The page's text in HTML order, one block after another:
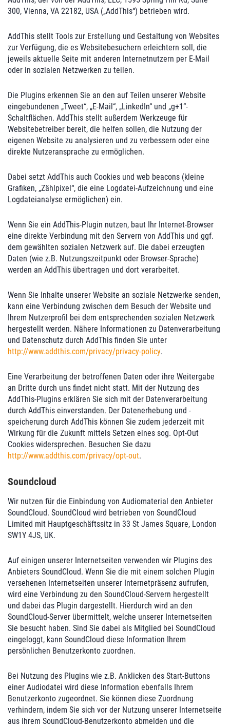
300, Vienna, VA 22182, USA („AddThis“) betrieben wird.
AddThis stellt Tools zur Erstellung und Gestaltung von Websites
zur Verfügung, die es Websitebesuchern erleichtern soll, die
jeweils aktuelle Seite mit anderen Internetnutzern per E-Mail
oder in sozialen Netzwerken zu teilen.
Die Plugins erkennen Sie an den auf Teilen unserer Website
eingebundenen „Tweet“, „E-Mail“, „LinkedIn“ und „g+1“-
Schaltflächen. AddThis stellt außerdem Werkzeuge für
Websitebetreiber bereit, die helfen sollen, die Nutzung der
eigenen Website zu analysieren und zu verbessern oder eine
direkte Nutzeransprache zu ermöglichen.
Dabei setzt AddThis auch Cookies und web beacons (kleine
Grafiken, „Zählpixel“, die eine Logdatei-Aufzeichnung und eine
Logdateianalyse ermöglichen) ein.
Wenn Sie ein AddThis-Plugin nutzen, baut Ihr Internet-Browser
eine direkte Verbindung mit den Servern von AddThis und ggf.
dem gewählten sozialen Netzwerk auf. Die dabei erzeugten
Daten (wie z.B. Nutzungszeitpunkt oder Browser-Sprache)
werden an AddThis übertragen und dort verarbeitet.
Wenn Sie Inhalte unserer Website an soziale Netzwerke senden,
kann eine Verbindung zwischen dem Besuch der Website und
Ihrem Nutzerprofil bei dem entsprechenden sozialen Netzwerk
hergestellt werden. Nähere Informationen zu Datenverarbeitung
und Datenschutz durch AddThis finden Sie unter
http://www.addthis.com/privacy/privacy-policy.
Eine Verarbeitung der betroffenen Daten oder ihre Weitergabe
an Dritte durch uns findet nicht statt. Mit der Nutzung des
AddThis-Plugins erklären Sie sich mit der Datenverarbeitung
durch AddThis einverstanden. Der Datenerhebung und -
speicherung durch AddThis können Sie zudem jederzeit mit
Wirkung für die Zukunft mittels Setzen eines sog. Opt-Out
Cookies widersprechen. Besuchen Sie dazu
http://www.addthis.com/privacy/opt-out.
Soundcloud
Wir nutzen für die Einbindung von Audiomaterial den Anbieter
SoundCloud. SoundCloud wird betrieben von SoundCloud
Limited mit Hauptgeschäftssitz in 33 St James Square, London
SW1Y 4JS, UK.
Auf einigen unserer Internetseiten verwenden wir Plugins des
Anbieters SoundCloud. Wenn Sie die mit einem solchen Plugin
versehenen Internetseiten unserer Internetpräsenz aufrufen,
wird eine Verbindung zu den SoundCloud-Servern hergestellt
und dabei das Plugin dargestellt. Hierdurch wird an den
SoundCloud-Server übermittelt, welche unserer Internetseiten
Sie besucht haben. Sind Sie dabei als Mitglied bei SoundCloud
eingeloggt, kann SoundCloud diese Information Ihrem
persönlichen Benutzerkonto zuordnen.
Bei Nutzung des Plugins wie z.B. Anklicken des Start-Buttons
einer Audiodatei wird diese Information ebenfalls Ihrem
Benutzerkonto zugeordnet. Sie können diese Zuordnung
verhindern, indem Sie sich vor der Nutzung unserer Internetseite
aus ihrem SoundCloud-Benutzerkonto abmelden und die